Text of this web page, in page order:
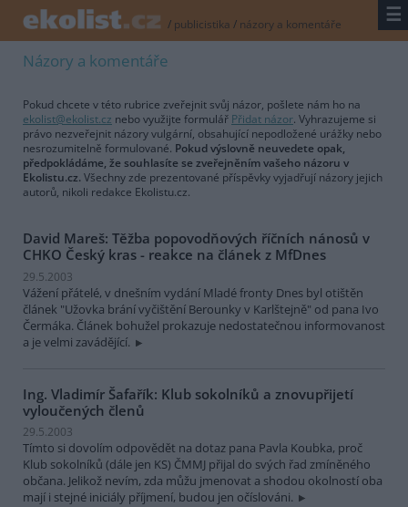
/ publicistika / názory a komentáře ☰
Názory a komentáře
Pokud chcete v této rubrice zveřejnit svůj názor, pošlete nám ho na
ekolist@ekolist.cz nebo využijte formulář Přidat názor. Vyhrazujeme si
právo nezveřejnit názory vulgární, obsahující nepodložené urážky nebo
nesrozumitelně formulované. Pokud výslovně neuvedete opak,
předpokládáme, že souhlasíte se zveřejněním vašeho názoru v
Ekolistu.cz. Všechny zde prezentované příspěvky vyjadřují názory jejich
autorů, nikoli redakce Ekolistu.cz.
David Mareš: Těžba popovodňových říčních nánosů v
CHKO Český kras - reakce na článek z MfDnes
29.5.2003
Vážení přátelé, v dnešním vydání Mladé fronty Dnes byl otištěn
článek "Užovka brání vyčištění Berounky v Karlštejně" od pana Ivo
Čermáka. Článek bohužel prokazuje nedostatečnou informovanost
a je velmi zavádějící.
Ing. Vladimír Šafařík: Klub sokolníků a znovupřijetí
vyloučených členů
29.5.2003
Tímto si dovolím odpovědět na dotaz pana Pavla Koubka, proč
Klub sokolníků (dále jen KS) ČMMJ přijal do svých řad zmíněného
občana. Jelikož nevím, zda můžu jmenovat a shodou okolností oba
mají i stejné iniciály příjmení, budou jen očíslováni.